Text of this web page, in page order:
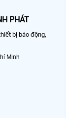
PHÁT
bị báo động,
Minh